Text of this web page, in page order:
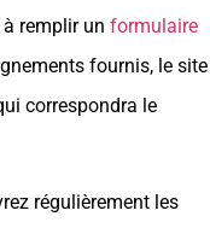
remplir un formulaire
fournis, le site
correspondra le
régulièrement les